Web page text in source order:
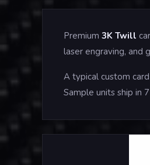
Premium 3K Twill
laser engraving, and
A typical custom
Sample units ship in